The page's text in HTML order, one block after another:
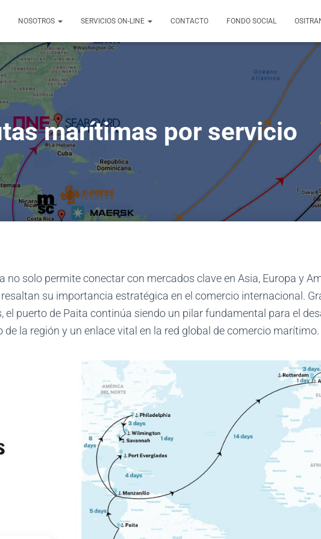
NOSOTROS SERVICIOS ON-LINE CONTACTO FONDO SOCIAL
marítimas por servicio
no solo permite conectar con mercados clave en Asia, Europa y
su importancia estratégica en el comercio internacional.
el puerto de Paita continúa siendo un pilar fundamental para el
de la región y un enlace vital en la red global de comercio marítimo.